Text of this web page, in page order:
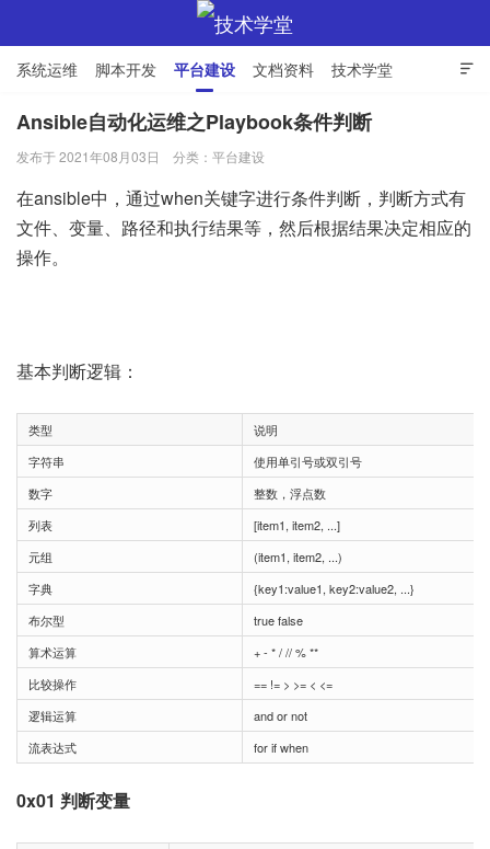

系统运维 脚本开发 平台建设 文档资料 技术学堂
Ansible自动化运维之Playbook条件判断
发布于 2021年08月03日 分类： 平台建设
在ansible中，通过when关键字进行条件判断，判断方式有
文件、变量、路径和执行结果等，然后根据结果决定相应的
操作。
基本判断逻辑：
类型
说明
字符串
使用单引号或双引号
数字
整数，浮点数
列表
[item1, item2, ...]
元组
(item1, item2, ...)
字典
{key1:value1, key2:value2, ...}
布尔型
true false
算术运算
+ - * / // % **
比较操作
== != > >= < <=
逻辑运算
and or not
流表达式
for if when
0x01 判断变量